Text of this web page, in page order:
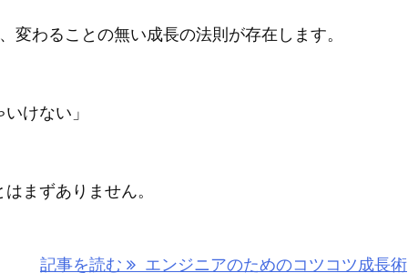
変わることの無い成長の法則が存在します。
けない」
まずありません。
記事を読む
エンジニアのためのコツコツ成長術